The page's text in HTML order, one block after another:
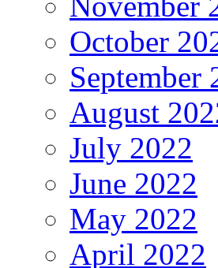
October
September
August
July 2022
June 2022
May 2022
April 2022